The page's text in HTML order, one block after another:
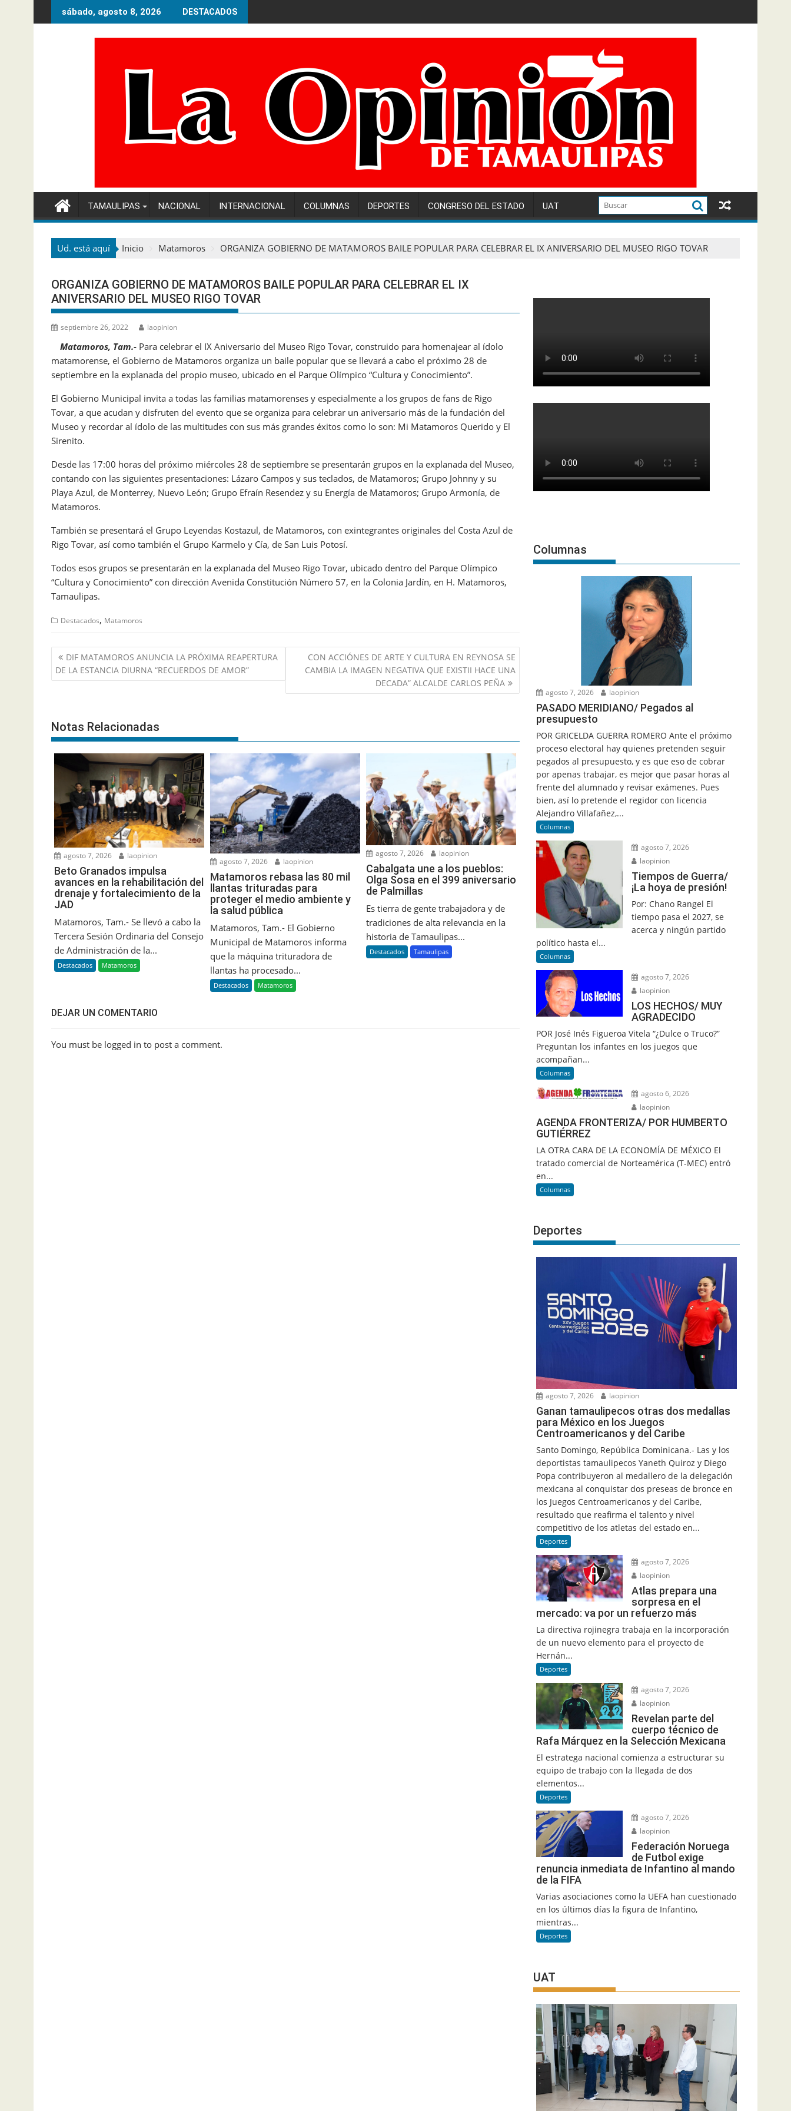
al
sábado, agosto 8, 2026 DESTACADOS
TAMAULIPAS NACIONAL INTERNACIONAL COLUMNAS DEPORTES CONGRESO DEL ESTADO UAT
Ud. está aquí Inicio Matamoros ORGANIZA GOBIERNO DE MATAMOROS BAILE POPULAR PARA CELEBRAR EL IX ANIVERSARIO DEL MUSEO RIGO TOVAR
ORGANIZA GOBIERNO DE MATAMOROS BAILE POPULAR PARA CELEBRAR EL IX
ANIVERSARIO DEL MUSEO RIGO TOVAR
septiembre 26, 2022 laopinion
Matamoros, Tam.- Para celebrar el IX Aniversario del Museo Rigo Tovar, construido para homenajear al ídolo
matamorense, el Gobierno de Matamoros organiza un baile popular que se llevará a cabo el próximo 28 de
septiembre en la explanada del propio museo, ubicado en el Parque Olímpico “Cultura y Conocimiento”.
El Gobierno Municipal invita a todas las familias matamorenses y especialmente a los grupos de fans de Rigo
Tovar, a que acudan y disfruten del evento que se organiza para celebrar un aniversario más de la fundación del
Museo y recordar al ídolo de las multitudes con sus más grandes éxitos como lo son: Mi Matamoros Querido y El
Sirenito.
Desde las 17:00 horas del próximo miércoles 28 de septiembre se presentarán grupos en la explanada del Museo,
contando con las siguientes presentaciones: Lázaro Campos y sus teclados, de Matamoros; Grupo Johnny y su
Playa Azul, de Monterrey, Nuevo León; Grupo Efraín Resendez y su Energía de Matamoros; Grupo Armonía, de
Matamoros.
También se presentará el Grupo Leyendas Kostazul, de Matamoros, con exintegrantes originales del Costa Azul de
Rigo Tovar, así como también el Grupo Karmelo y Cía, de San Luis Potosí.
Todos esos grupos se presentarán en la explanada del Museo Rigo Tovar, ubicado dentro del Parque Olímpico
“Cultura y Conocimiento” con dirección Avenida Constitución Número 57, en la Colonia Jardín, en H. Matamoros,
Tamaulipas.
Destacados, Matamoros
Navegación
de
entradas
DIF MATAMOROS ANUNCIA LA PRÓXIMA REAPERTURA
DE LA ESTANCIA DIURNA “RECUERDOS DE AMOR”
CON ACCIÓNES DE ARTE Y CULTURA EN REYNOSA SE
CAMBIA LA IMAGEN NEGATIVA QUE EXISTII HACE UNA
DECADA” ALCALDE CARLOS PEÑA
Notas Relacionadas
agosto 7, 2026 laopinion
Beto Granados impulsa
avances en la rehabilitación del
drenaje y fortalecimiento de la
JAD
Matamoros, Tam.- Se llevó a cabo la
Tercera Sesión Ordinaria del Consejo
de Administración de la...
Destacados Matamoros
agosto 7, 2026 laopinion
Matamoros rebasa las 80 mil
llantas trituradas para
proteger el medio ambiente y
la salud pública
Matamoros, Tam.- El Gobierno
Municipal de Matamoros informa
que la máquina trituradora de
llantas ha procesado...
Destacados Matamoros
agosto 7, 2026 laopinion
Cabalgata une a los pueblos:
Olga Sosa en el 399 aniversario
de Palmillas
Es tierra de gente trabajadora y de
tradiciones de alta relevancia en la
historia de Tamaulipas...
Destacados Tamaulipas
DEJAR UN COMENTARIO
You must be logged in to post a comment.
Columnas
agosto 7, 2026 laopinion
PASADO MERIDIANO/ Pegados al
presupuesto
POR GRICELDA GUERRA ROMERO Ante el próximo
proceso electoral hay quienes pretenden seguir
pegados al presupuesto, y es que eso de cobrar
por apenas trabajar, es mejor que pasar horas al
frente del alumnado y revisar exámenes. Pues
bien, así lo pretende el regidor con licencia
Alejandro Villafañez,...
Columnas
agosto 7, 2026
laopinion
Tiempos de Guerra/
¡La hoya de presión!
Por: Chano Rangel El
tiempo pasa el 2027, se
acerca y ningún partido
político hasta el...
Columnas
agosto 7, 2026
laopinion
LOS HECHOS/ MUY
AGRADECIDO
POR José Inés Figueroa Vitela “¿Dulce o Truco?”
Preguntan los infantes en los juegos que
acompañan...
Columnas
agosto 6, 2026
laopinion
AGENDA FRONTERIZA/ POR HUMBERTO
GUTIÉRREZ
LA OTRA CARA DE LA ECONOMÍA DE MÉXICO El
tratado comercial de Norteamérica (T-MEC) entró
en...
Columnas
Deportes
agosto 7, 2026 laopinion
Ganan tamaulipecos otras dos medallas
para México en los Juegos
Centroamericanos y del Caribe
Santo Domingo, República Dominicana.- Las y los
deportistas tamaulipecos Yaneth Quiroz y Diego
Popa contribuyeron al medallero de la delegación
mexicana al conquistar dos preseas de bronce en
los Juegos Centroamericanos y del Caribe,
resultado que reafirma el talento y nivel
competitivo de los atletas del estado en...
Deportes
agosto 7, 2026
laopinion
Atlas prepara una
sorpresa en el
mercado: va por un refuerzo más
La directiva rojinegra trabaja en la incorporación
de un nuevo elemento para el proyecto de
Hernán...
Deportes
agosto 7, 2026
laopinion
Revelan parte del
cuerpo técnico de
Rafa Márquez en la Selección Mexicana
El estratega nacional comienza a estructurar su
equipo de trabajo con la llegada de dos
elementos...
Deportes
agosto 7, 2026
laopinion
Federación Noruega
de Futbol exige
renuncia inmediata de Infantino al mando
de la FIFA
Varias asociaciones como la UEFA han cuestionado
en los últimos días la figura de Infantino,
mientras...
Deportes
UAT